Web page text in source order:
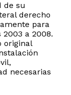
de su
derecho
para
2003 a 2008.
original
necesarias